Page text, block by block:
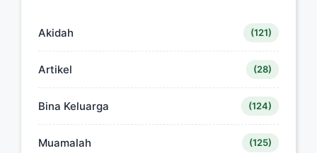
Akidah (121)
Artikel (28)
Bina Keluarga (124)
Muamalah (125)